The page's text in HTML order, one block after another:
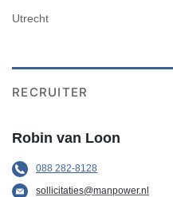
Utrecht
RECRUITER
Robin van Loon
088 282-8128
sollicitaties@manpower.nl